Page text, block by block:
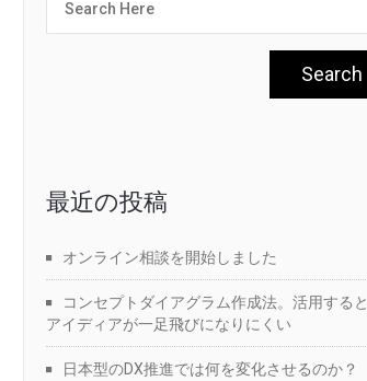
最近の投稿
オンライン相談を開始しました
コンセプトダイアグラム作成法。活用すると
アイディアが一足飛びになりにくい
日本型のDX推進では何を変化させるのか？